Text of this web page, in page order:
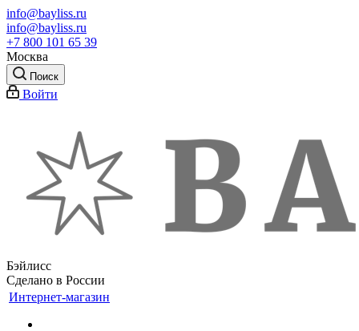
info@bayliss.ru
info@bayliss.ru
+7 800 101 65 39
Москва
Поиск
Войти
Бэйлисс
Сделано в России
Интернет-магазин